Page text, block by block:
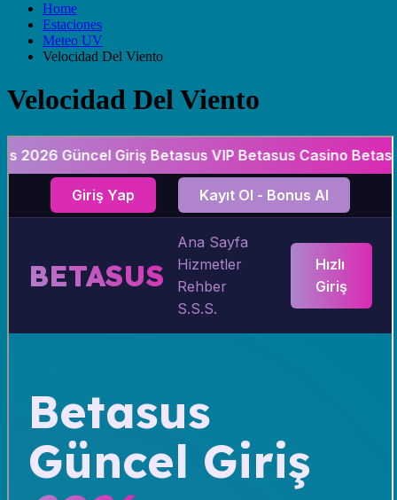
Home
Estaciones
Meteo UV
Velocidad Del Viento
Velocidad Del Viento